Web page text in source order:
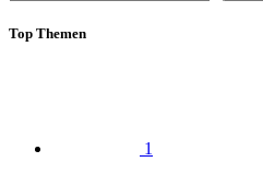
Top Themen
1